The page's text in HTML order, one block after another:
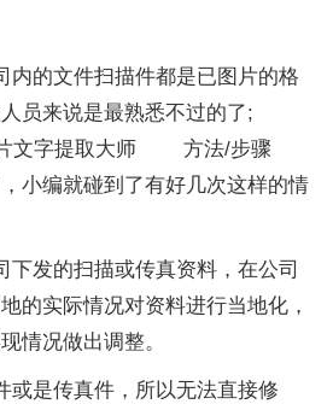
内的文件扫描件都是已图片的格
人员来说是最熟悉不过的了;
片文字提取大师 方法/步骤
编就碰到了有好几次这样的情
下发的扫描或传真资料，在公司
的实际情况对资料进行当地化，
情况做出调整。
或是传真件，所以无法直接修